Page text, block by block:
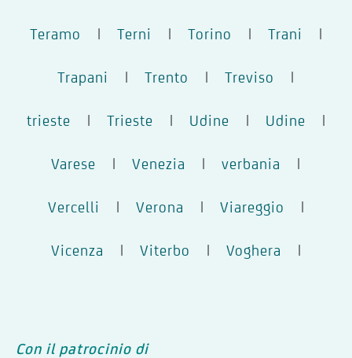
Teramo | Terni | Torino | Trani |
Trapani | Trento | Treviso |
trieste | Trieste | Udine | Udine |
Varese | Venezia | verbania |
Vercelli | Verona | Viareggio |
Vicenza | Viterbo | Voghera |
Con il patrocinio di